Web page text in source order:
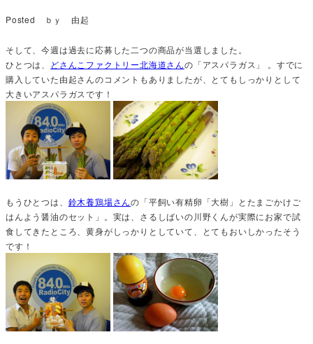
Posted ｂｙ 由起
そして、今週は過去に応募した二つの商品が当選しました。
ひとつは、
どさんこファクトリー北海道さんの「アスパラガス」 。すでに
購入していた由起さんのコメントもありましたが、とてもしっかりとして
大きいアスパラガスです！
もうひとつは、 鈴木養鶏場さんの「平飼い有精卵「大樹」とたまごかけご
はんよう醤油のセット」。実は、さるしばいの川野くんが実際にお家で試
食してきたところ、黄身がしっかりとしていて、とてもおいしかったそう
です！